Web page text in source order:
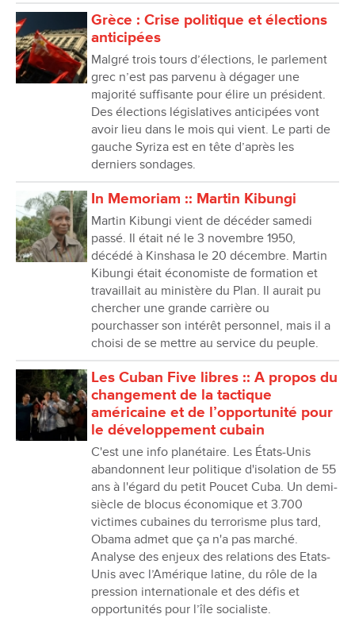
Grèce : Crise politique et élections
anticipées
Malgré trois tours d’élections, le parlement
grec n’est pas parvenu à dégager une
majorité suffisante pour élire un président.
Des élections législatives anticipées vont
avoir lieu dans le mois qui vient. Le parti de
gauche Syriza est en tête d’après les
derniers sondages.
In Memoriam :: Martin Kibungi
Martin Kibungi vient de décéder samedi
passé. Il était né le 3 novembre 1950,
décédé à Kinshasa le 20 décembre. Martin
Kibungi était économiste de formation et
travaillait au ministère du Plan. Il aurait pu
chercher une grande carrière ou
pourchasser son intérêt personnel, mais il a
choisi de se mettre au service du peuple.
Les Cuban Five libres :: A propos du
changement de la tactique
américaine et de l’opportunité pour
le développement cubain
C'est une info planétaire. Les États-Unis
abandonnent leur politique d'isolation de 55
ans à l'égard du petit Poucet Cuba. Un demi-
siècle de blocus économique et 3.700
victimes cubaines du terrorisme plus tard,
Obama admet que ça n'a pas marché.
Analyse des enjeux des relations des Etats-
Unis avec l’Amérique latine, du rôle de la
pression internationale et des défis et
opportunités pour l’île socialiste.